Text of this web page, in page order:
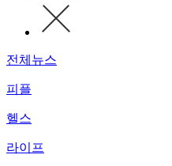
전체뉴스
피플
헬스
라이프